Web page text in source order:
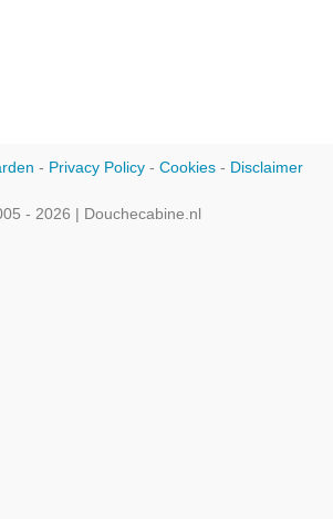
- Privacy Policy - Cookies - Disclaimer
- 2026 | Douchecabine.nl